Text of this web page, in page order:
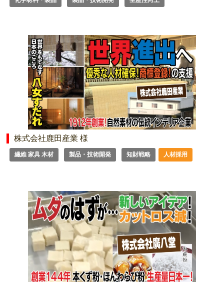
株式会社鹿田産業 様
繊維 家具 木材 製品・技術開発 知財戦略 人材採用